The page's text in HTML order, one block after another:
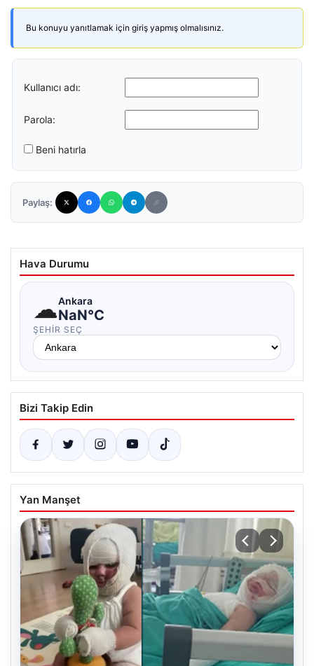
Bu konuyu yanıtlamak için giriş yapmış olmalısınız.
Kullanıcı adı:
Parola:
Beni hatırla
Paylaş:
Hava Durumu
☁Ankara
NaN°C
ŞEHIR SEÇ
Bizi Takip Edin
Yan Manşet